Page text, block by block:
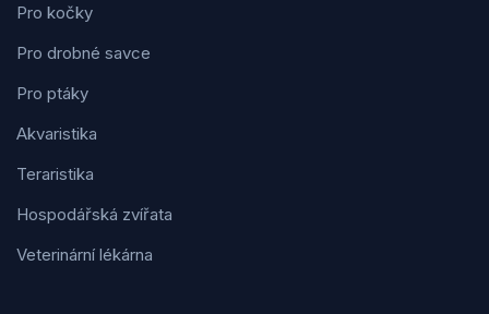
Pro kočky
Pro drobné savce
Pro ptáky
Akvaristika
Teraristika
Hospodářská zvířata
Veterinární lékárna